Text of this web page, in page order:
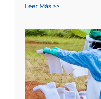
Leer Más >>